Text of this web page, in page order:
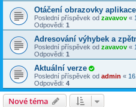
Otáčení obrazovky aplikace
Poslední příspěvek od zavavov «
Odpovědi: 1
Adresování výhybek a
Poslední příspěvek od zavavov «
Odpovědi: 1
Aktuální verze
Poslední příspěvek od admin «
Odpovědi: 4
Nové téma